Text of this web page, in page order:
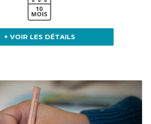
+ VOIR LES DÉTAILS